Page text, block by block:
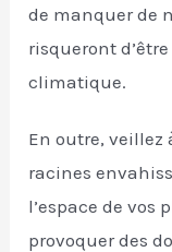
de manquer de
risqueront
climatique.
En outre, veillez
racines
l’espace de vos
provoquer des